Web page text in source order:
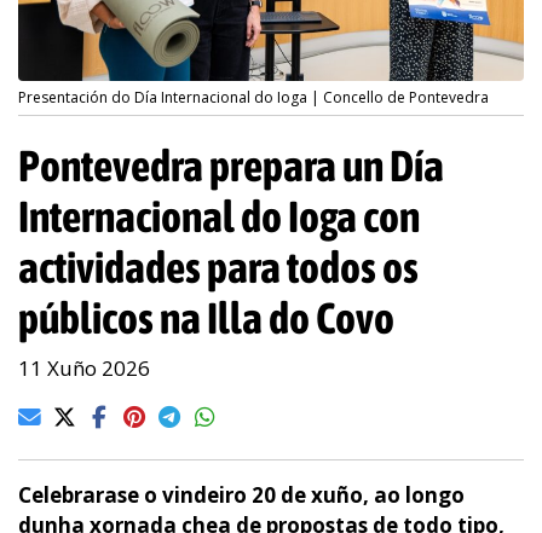
Presentación do Día Internacional do Ioga | Concello de Pontevedra
Pontevedra prepara un Día
Internacional do Ioga con
actividades para todos os
públicos na Illa do Covo
11 Xuño 2026
Celebrarase o vindeiro 20 de xuño, ao longo
dunha xornada chea de propostas de todo tipo,